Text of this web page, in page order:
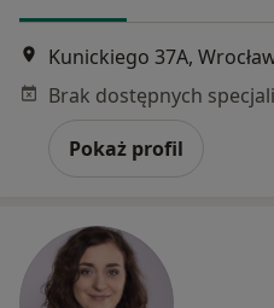
Kunickiego 37A,
Pokaż profil